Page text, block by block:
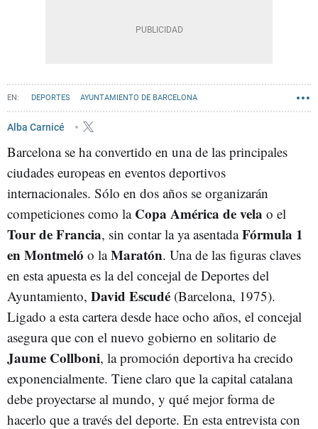
DEPORTES AYUNTAMIENTO DE BARCELONA
ENTREVISTAS BARCELONA
Alba Carnicé
Barcelona se ha convertido en una de las principales
ciudades europeas en eventos deportivos
internacionales. Sólo en dos años se organizarán
competiciones como laCopa América de vela o el
Tour de Francia, sin contar la ya asentadaFórmula 1
en Montmeló o laMaratón. Una de las figuras claves
en esta apuesta es la del concejal de Deportes del
Ayuntamiento, David Escudé (Barcelona, 1975).
Ligado a esta cartera desde hace ocho años, el concejal
asegura que con el nuevo gobierno en solitario de
Jaume Collboni, la promoción deportiva ha crecido
exponencialmente. Tiene claro que la capital catalana
debe proyectarse al mundo, y qué mejor forma de
hacerlo que a través del deporte. En esta entrevista con